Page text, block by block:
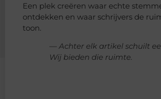
Een plek creëren waar echte
ontdekken en waar schrijvers de
toon.
— Achter elk artikel schuilt
Wij bieden die ruimte.